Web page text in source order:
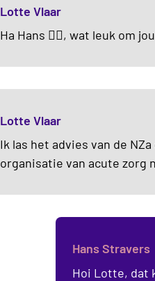
Lotte Vlaar
Ha Hans 🙋‍♀️, wat leuk om
Lotte Vlaar
Ik las het advies van de
organisatie van acute zorg
Hans Stravers
Hoi Lotte, dat